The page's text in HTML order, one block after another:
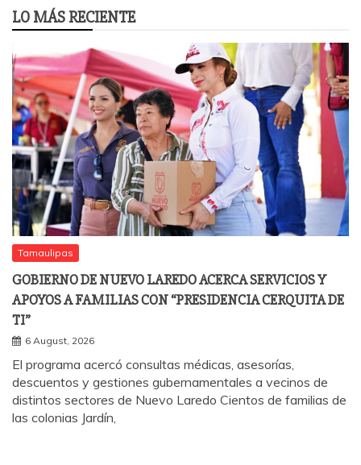
LO MÁS RECIENTE
Tamaulipas
GOBIERNO DE NUEVO LAREDO ACERCA SERVICIOS Y
APOYOS A FAMILIAS CON “PRESIDENCIA CERQUITA DE
TI”
6 August, 2026
El programa acercó consultas médicas, asesorías,
descuentos y gestiones gubernamentales a vecinos de
distintos sectores de Nuevo Laredo Cientos de familias de
las colonias Jardín,